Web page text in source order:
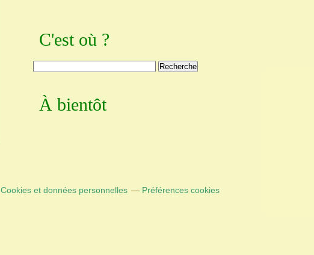
C'est où ?
À bientôt
Cookies et données personnelles Préférences cookies